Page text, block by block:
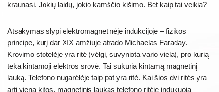
kraunasi. Jokių laidų, jokio kamščio kišimo. Bet kaip tai veikia?
Atsakymas slypi elektromagnetinėje indukcijoje – fizikos
principe, kurį dar XIX amžiuje atrado Michaelas Faraday.
Krovimo stotelėje yra ritė (vėlgi, suvyniota vario viela), pro kurią
teka kintamoji elektros srovė. Tai sukuria kintamą magnetinį
lauką. Telefono nugarėlėje taip pat yra ritė. Kai šios dvi ritės yra
arti viena kitos, magnetinis laukas telefono ritėje indukuoja